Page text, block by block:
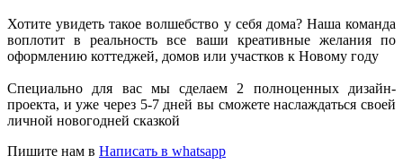
Хотите увидеть такое волшебство у себя дома? Наша команда
воплотит в реальность все ваши креативные желания по
оформлению коттеджей, домов или участков к Новому году
Специально для вас мы сделаем 2 полноценных дизайн-
проекта, и уже через 5-7 дней вы сможете наслаждаться своей
личной новогодней сказкой
Пишите нам в Написать в whatsapp